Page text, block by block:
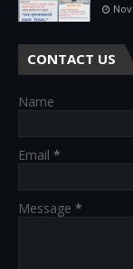
CONTACT US
Name
Email *
Message *